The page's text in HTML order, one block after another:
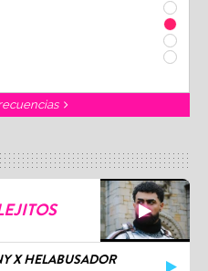
X HELABUSADOR